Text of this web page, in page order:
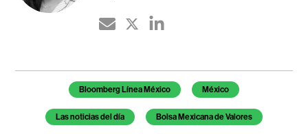
Temas de este artículo
Bloomberg Línea México México
Las noticias del día Bolsa Mexicana de Valores